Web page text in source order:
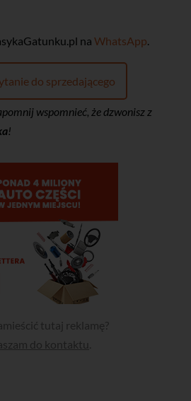
na WhatsApp
do sprzedającego
wspomnieć, że dzwonisz z
!
tutaj reklamę?
do kontaktu